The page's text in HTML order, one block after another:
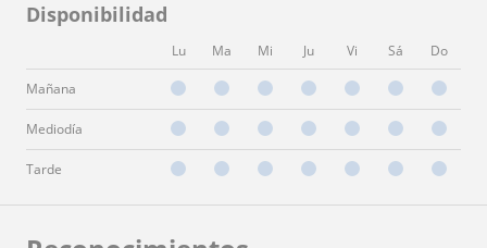
Disponibilidad
Lu Ma Mi Ju Vi Sá Do
Mañana
Mediodía
Tarde